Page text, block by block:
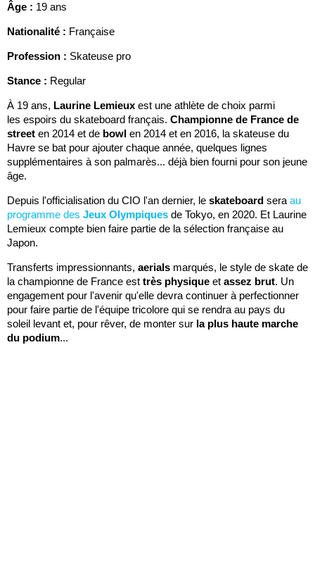
Âge : 19 ans
Nationalité : Française
Profession : Skateuse pro
Stance : Regular
À 19 ans, Laurine Lemieux est une athlète de choix parmi
les espoirs du skateboard français. Championne de France de
street en 2014 et de bowl en 2014 et en 2016, la skateuse du
Havre se bat pour ajouter chaque année, quelques lignes
supplémentaires à son palmarès... déjà bien fourni pour son jeune
âge.
Depuis l'officialisation du CIO l'an dernier, le skateboard sera au
programme des Jeux Olympiques de Tokyo, en 2020. Et Laurine
Lemieux compte bien faire partie de la sélection française au
Japon.
Transferts impressionnants, aerials marqués, le style de skate de
la championne de France est très physique et assez brut. Un
engagement pour l'avenir qu'elle devra continuer à perfectionner
pour faire partie de l'équipe tricolore qui se rendra au pays du
soleil levant et, pour rêver, de monter sur la plus haute marche
du podium...